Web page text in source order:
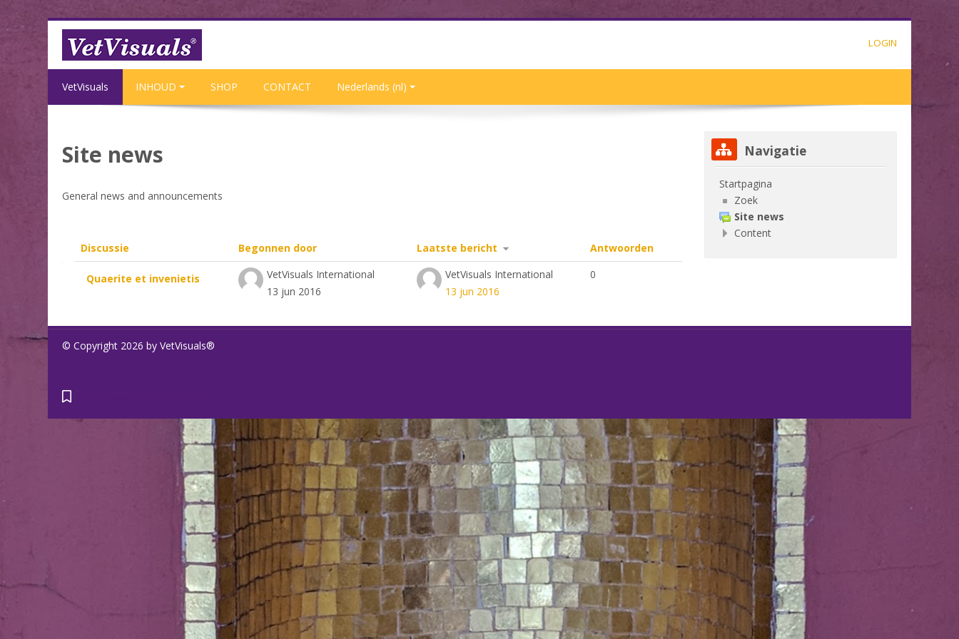
Ga naar hoofdinhoud
LOGIN
VetVisuals INHOUD SHOP CONTACT Nederlands ‎(nl)‎
Site news
General news and announcements
Lijst met discussies. Toont 1 van 1 discussies.
Discussie Begonnen door Laatste bericht Antwoorden
Quaerite et invenietis
VetVisuals International
13 jun 2016
VetVisuals International
13 jun 2016
0
Navigatie overslaan
Navigatie
Startpagina
Zoek
Site news
Content
© Copyright 2026 by VetVisuals®